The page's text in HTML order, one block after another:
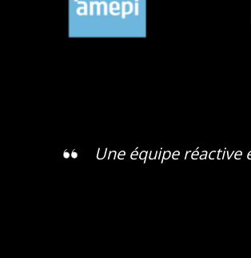
Une équipe réactive